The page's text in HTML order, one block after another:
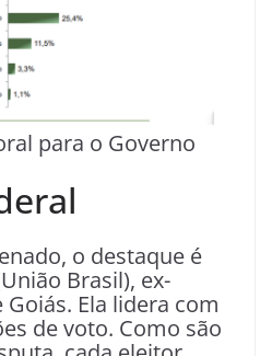
para o Governo
o destaque é
Brasil), ex-
Ela lidera com
de voto. Como são